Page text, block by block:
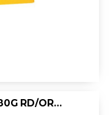
ELASTOMAP FOREVER 3-FL 380G RD/OR/PK25